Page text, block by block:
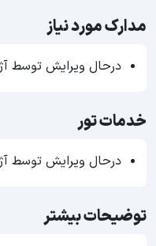
مدارک مورد نیاز
درحال ویرایش توسط
خدمات تور
درحال ویرایش توسط
توضیحات بیشتر